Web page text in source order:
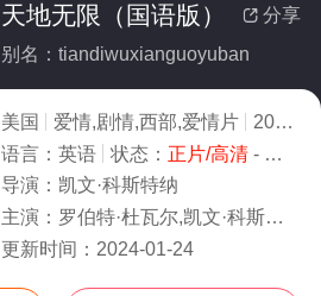
 分享
天地无限（国语版）
别名：tiandiwuxianguoyuban
美国 爱情,剧情,西部,爱情片 2003
语言： 英语 状态： 正片/高清- 免费在线观看
导演： 凯文·科斯特纳
主演： 罗伯特·杜瓦尔,凯文·科斯特纳,安妮特·贝宁,迈克尔·刚本,迈克尔·杰特,迭戈·卢纳,詹姆斯·拉索,亚布拉哈
更新时间： 2024-01-24